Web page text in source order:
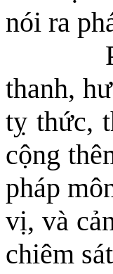
nói ra
thanh,
tỵ thức,
cộng
pháp
vị, và
chiêm